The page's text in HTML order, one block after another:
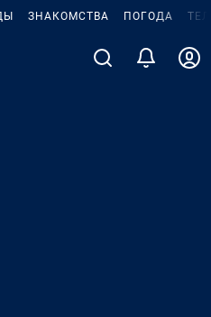
ЗНАКОМСТВА ПОГОДА